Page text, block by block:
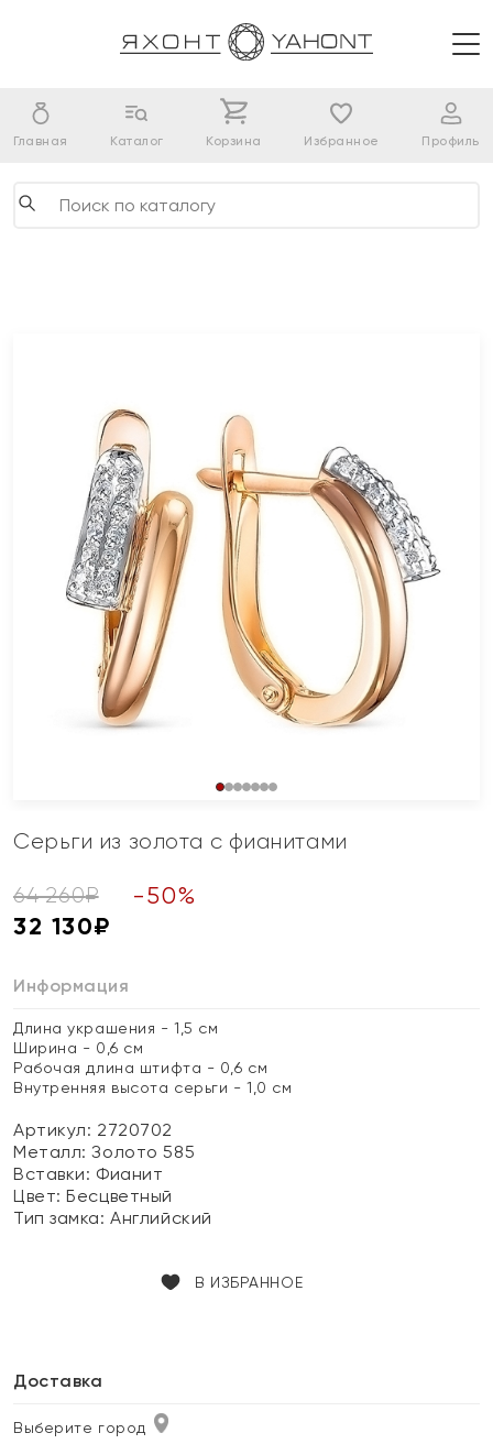
Главная Каталог Корзина Избранное Профиль
Серьги из золота с фианитами
64 260₽ -50%
32 130₽
Информация
Длина украшения - 1,5 см
Ширина - 0,6 см
Рабочая длина штифта - 0,6 см
Внутренняя высота серьги - 1,0 см
Артикул: 2720702
Металл:Золото 585
Вставки: Фианит
Цвет:Бесцветный
Тип замка:Английский
В ИЗБРАННОЕ
Доставка
Выберите город